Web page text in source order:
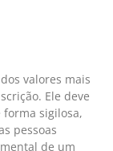
valores mais
Ele deve
forma sigilosa,
pessoas
de um